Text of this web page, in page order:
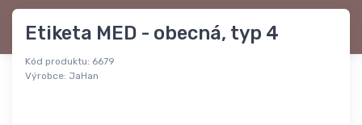
Etiketa MED - obecná, typ 4
Kód produktu: 6679
Výrobce: JaHan